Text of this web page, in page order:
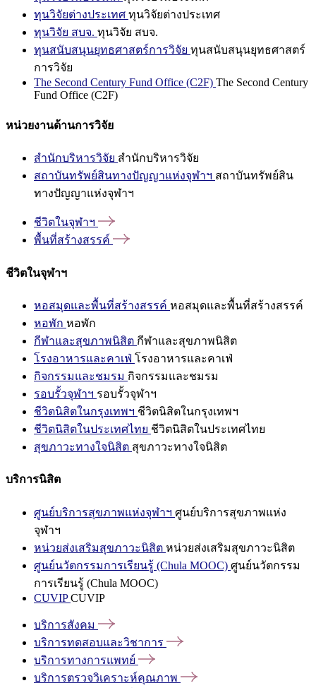
ทุนวิจัยต่างประเทศ ทุนวิจัยต่างประเทศ
ทุนวิจัย สบจ. ทุนวิจัย สบจ.
ทุนสนับสนุนยุทธศาสตร์การวิจัย ทุนสนับสนุนยุทธศาสตร์
การวิจัย
The Second Century Fund Office (C2F) The Second Century
Fund Office (C2F)
หน่วยงานด้านการวิจัย
สำนักบริหารวิจัย สำนักบริหารวิจัย
สถาบันทรัพย์สินทางปัญญาแห่งจุฬาฯ สถาบันทรัพย์สิน
ทางปัญญาแห่งจุฬาฯ
ชีวิตในจุฬาฯ
พื้นที่สร้างสรรค์
ชีวิตในจุฬาฯ
หอสมุดและพื้นที่สร้างสรรค์ หอสมุดและพื้นที่สร้างสรรค์
หอพัก หอพัก
กีฬาและสุขภาพนิสิต กีฬาและสุขภาพนิสิต
โรงอาหารและคาเฟ่ โรงอาหารและคาเฟ่
กิจกรรมและชมรม กิจกรรมและชมรม
รอบรั้วจุฬาฯ รอบรั้วจุฬาฯ
ชีวิตนิสิตในกรุงเทพฯ ชีวิตนิสิตในกรุงเทพฯ
ชีวิตนิสิตในประเทศไทย ชีวิตนิสิตในประเทศไทย
สุขภาวะทางใจนิสิต สุขภาวะทางใจนิสิต
บริการนิสิต
ศูนย์บริการสุขภาพแห่งจุฬาฯ ศูนย์บริการสุขภาพแห่ง
จุฬาฯ
หน่วยส่งเสริมสุขภาวะนิสิต หน่วยส่งเสริมสุขภาวะนิสิต
ศูนย์นวัตกรรมการเรียนรู้ (Chula MOOC) ศูนย์นวัตกรรม
การเรียนรู้ (Chula MOOC)
CUVIPCUVIP
บริการสังคม
บริการทดสอบและวิชาการ
บริการทางการแพทย์
บริการตรวจวิเคราะห์คุณภาพ